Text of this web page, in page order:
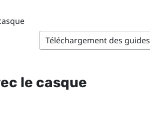
Téléchargement des guides
le casque